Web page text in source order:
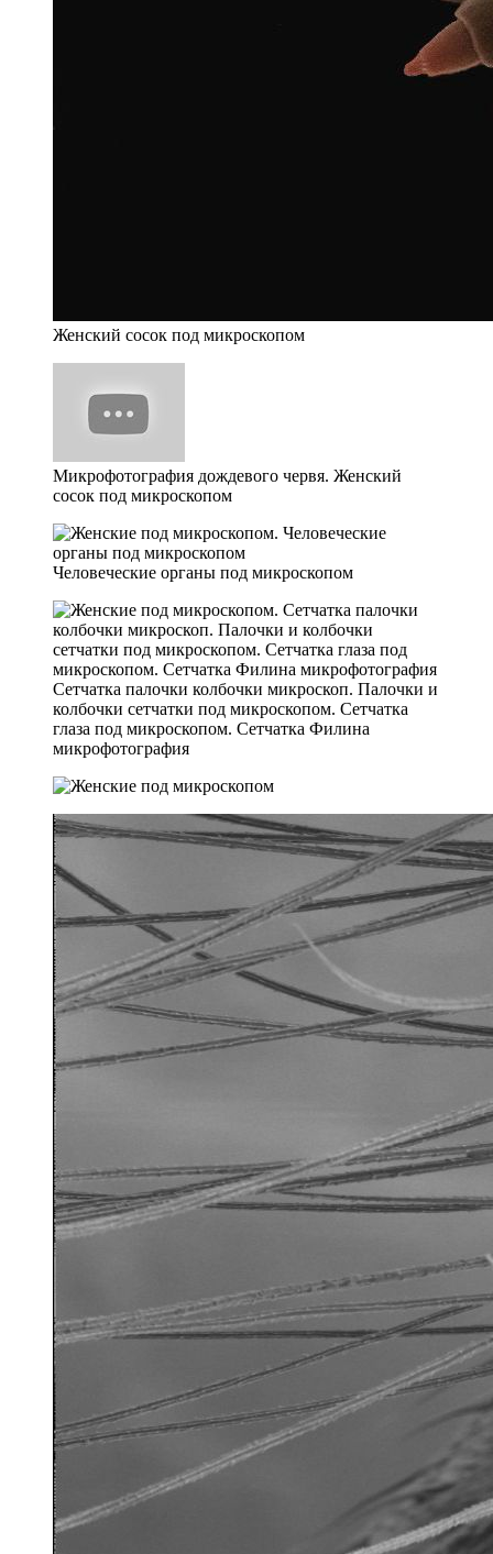
Женский сосок под микроскопом
Микрофотография дождевого червя. Женский
сосок под микроскопом
Человеческие органы под микроскопом
Сетчатка палочки колбочки микроскоп. Палочки и
колбочки сетчатки под микроскопом. Сетчатка
глаза под микроскопом. Сетчатка Филина
микрофотография